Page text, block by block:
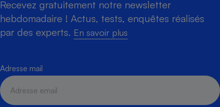
Recevez gratuitement notre newsletter
hebdomadaire ! Actus, tests, enquêtes réalisés
par des experts. En savoir plus
Adresse mail